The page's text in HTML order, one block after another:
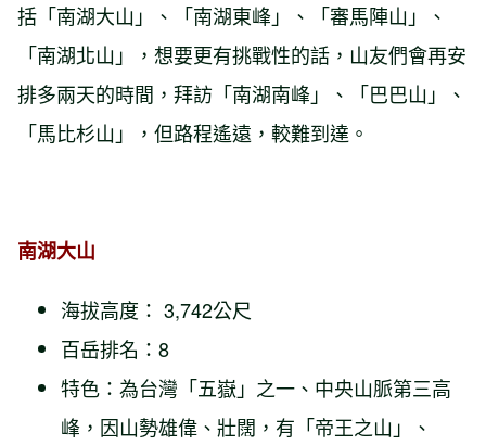
括「南湖大山」、「南湖東峰」、「審馬陣山」、
「南湖北山」，想要更有挑戰性的話，山友們會再安
排多兩天的時間，拜訪「南湖南峰」、「巴巴山」、
「馬比杉山」，但路程遙遠，較難到達。
南湖大山
海拔高度： 3,742公尺
百岳排名：8
特色：為台灣「五嶽」之一、中央山脈第三高
峰，因山勢雄偉、壯闊，有「帝王之山」、